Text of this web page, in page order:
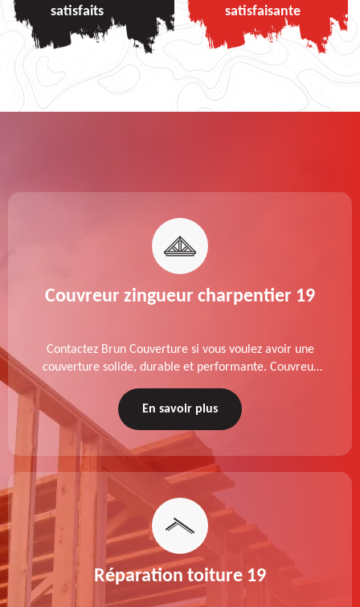
satisfaits
satisfaisante
Couvreur zingueur charpentier 19
Contactez Brun Couverture si vous voulez avoir une
couverture solide, durable et performante. Couvreur
zingueur charpentier dans le 19 Corrèze, nos services
de qualité sont accessibles au meilleur prix.
En savoir plus
Réparation toiture 19